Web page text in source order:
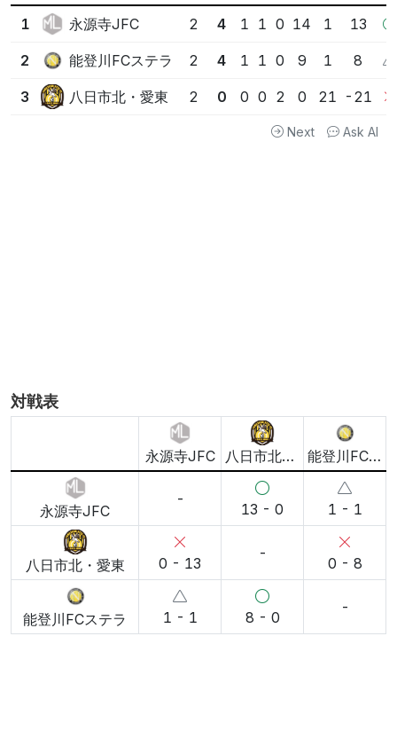
握ります。最下位の八日市北・愛東は3試合で0得点・21失
点と苦しい結果ですが、若い選手たちにとっては守備の見
直しと攻撃の形作りが求められます。順位は確定してお
り、準決勝などノックアウト戦では失点を抑えるチームが
有利になるため、両上位は守備の継続と一発の得点力が焦
1 永源寺JFC 2 4 1 1 0 14 1 13
2 能登川FCステラ 2 4 1 1 0 9 1 8
3 八日市北・愛東 2 0 0 0 2 0 21 -21
Next Ask AI
対戦表
永源寺JFC 八日市北・愛東 能登川FCステラ
永源寺JFC
-
13 - 0 1 - 1
八日市北・愛東 0 - 13
-
0 - 8
能登川FCステラ 1 - 1 8 - 0
-